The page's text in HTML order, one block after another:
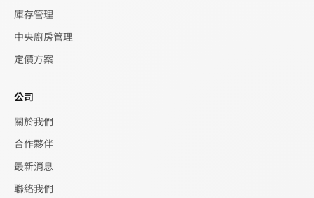
庫存管理
中央廚房管理
定價方案
公司
關於我們
合作夥伴
最新消息
聯絡我們